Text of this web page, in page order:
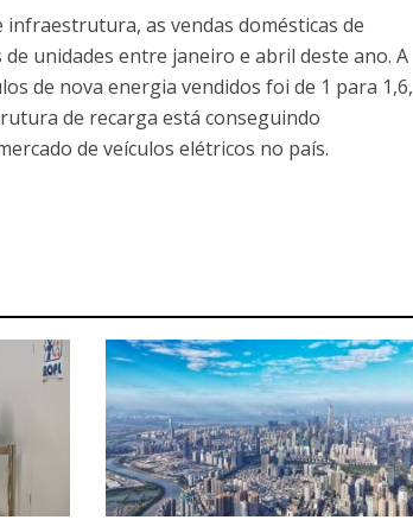
as vendas domésticas de
unidades entre janeiro e abril deste ano. A
de nova energia vendidos foi de 1 para 1,6,
de recarga está conseguindo
de veículos elétricos no país.